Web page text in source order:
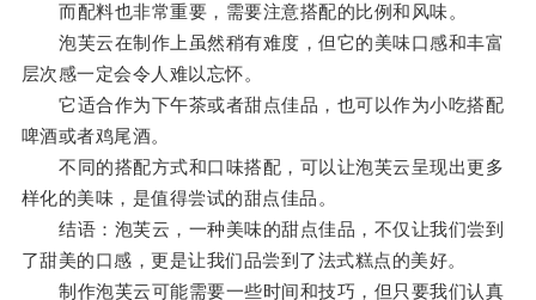
而配料也非常重要，需要注意搭配的比例和风味。
泡芙云在制作上虽然稍有难度，但它的美味口感和丰富
层次感一定会令人难以忘怀。
它适合作为下午茶或者甜点佳品，也可以作为小吃搭配
啤酒或者鸡尾酒。
不同的搭配方式和口味搭配，可以让泡芙云呈现出更多
样化的美味，是值得尝试的甜点佳品。
结语：泡芙云，一种美味的甜点佳品，不仅让我们尝到
了甜美的口感，更是让我们品尝到了法式糕点的美好。
制作泡芙云可能需要一些时间和技巧，但只要我们认真